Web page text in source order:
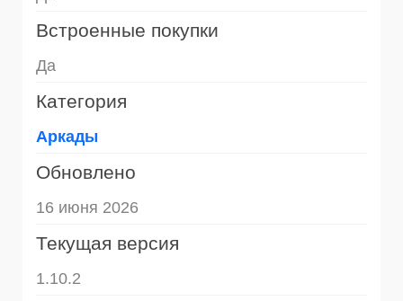
Встроенные покупки
Да
Категория
Аркады
Обновлено
16 июня 2026
Текущая версия
1.10.2